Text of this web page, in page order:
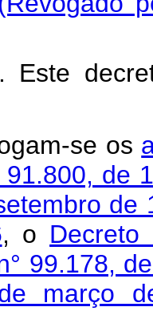
se os
91.800, de
de
, o
99.178,
março